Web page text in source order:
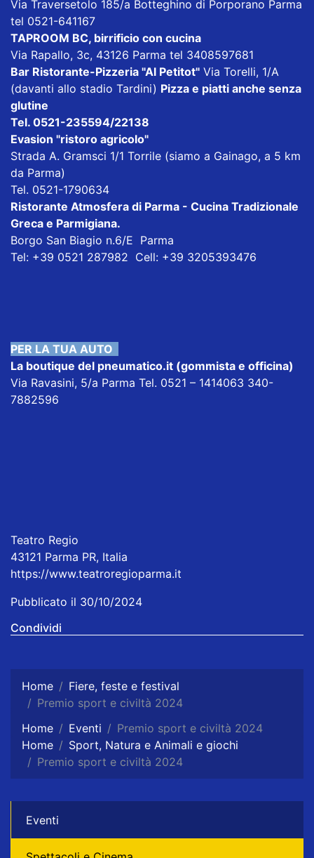
Via Traversetolo 185/a Botteghino di Porporano Parma
tel 0521-641167
TAPROOM BC, birrificio con cucina
Via Rapallo, 3c, 43126 Parma tel 3408597681
Bar Ristorante-Pizzeria "Al Petitot" Via Torelli, 1/A
(davanti allo stadio Tardini) Pizza e piatti anche senza
glutine
Tel. 0521-235594/22138
Evasion "ristoro agricolo"
Strada A. Gramsci 1/1 Torrile (siamo a Gainago, a 5 km
da Parma)
Tel. 0521-1790634
Ristorante Atmosfera di Parma - Cucina Tradizionale
Greca e Parmigiana.
Borgo San Biagio n.6/E Parma
Tel: +39 0521 287982 Cell: +39 3205393476
PER LA TUA AUTO
La boutique del pneumatico.it (gommista e officina)
Via Ravasini, 5/a Parma Tel. 0521 – 1414063 340-
7882596
Teatro Regio
43121 Parma PR, Italia
https://www.teatroregioparma.it
Pubblicato il 30/10/2024
Condividi
Home
Fiere, feste e festival
Premio sport e civiltà 2024
Home
Eventi
Premio sport e civiltà 2024
Home
Sport, Natura e Animali e giochi
Premio sport e civiltà 2024
Eventi